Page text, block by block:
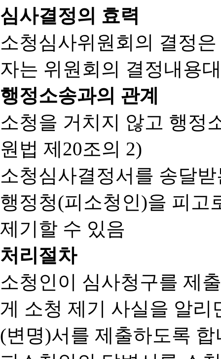
심사결정의 효력
소청심사위원회의 결정
자는 위원회의 결정내용
행정소송과의 관계
소청을 거치지 않고 행정
원법 제20조의 2)
소청심사결정서를 송달
행정청(피소청인)을 피고
제기할 수 있음
처리절차
소청인이 심사청구를 제
게 소청 제기 사실을 알
(변명)서를 제출하도록 합